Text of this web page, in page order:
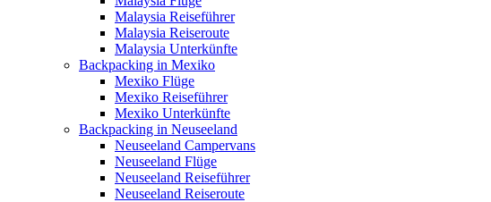
Malaysia Reiseführer
Malaysia Reiseroute
Malaysia Unterkünfte
Backpacking in Mexiko
Mexiko Flüge
Mexiko Reiseführer
Mexiko Unterkünfte
Backpacking in Neuseeland
Neuseeland Campervans
Neuseeland Flüge
Neuseeland Reiseführer
Neuseeland Reiseroute